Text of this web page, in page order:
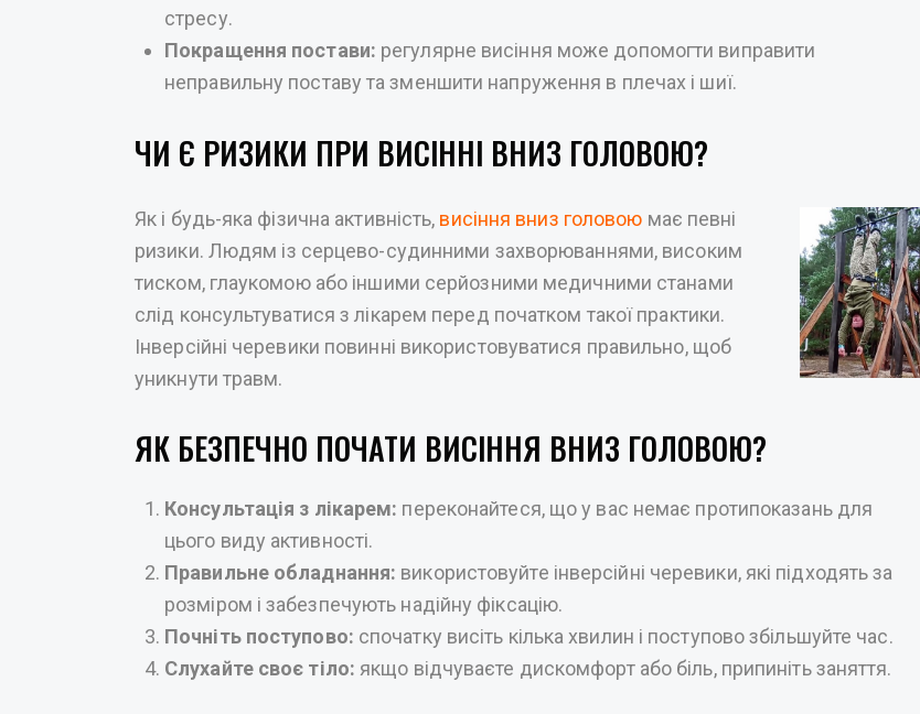
стресу.
Покращення постави: регулярне висіння може допомогти виправити
неправильну поставу та зменшити напруження в плечах і шиї.
ЧИ Є РИЗИКИ ПРИ ВИСІННІ ВНИЗ ГОЛОВОЮ?
Як і будь-яка фізична активність, висіння вниз головою має певні
ризики. Людям із серцево-судинними захворюваннями, високим
тиском, глаукомою або іншими серйозними медичними станами
слід консультуватися з лікарем перед початком такої практики.
Інверсійні черевики повинні використовуватися правильно, щоб
уникнути травм.
ЯК БЕЗПЕЧНО ПОЧАТИ ВИСІННЯ ВНИЗ ГОЛОВОЮ?
Консультація з лікарем: переконайтеся, що у вас немає протипоказань для
цього виду активності.
Правильне обладнання: використовуйте інверсійні черевики, які підходять за
розміром і забезпечують надійну фіксацію.
Почніть поступово: спочатку висіть кілька хвилин і поступово збільшуйте час.
Слухайте своє тіло: якщо відчуваєте дискомфорт або біль, припиніть заняття.